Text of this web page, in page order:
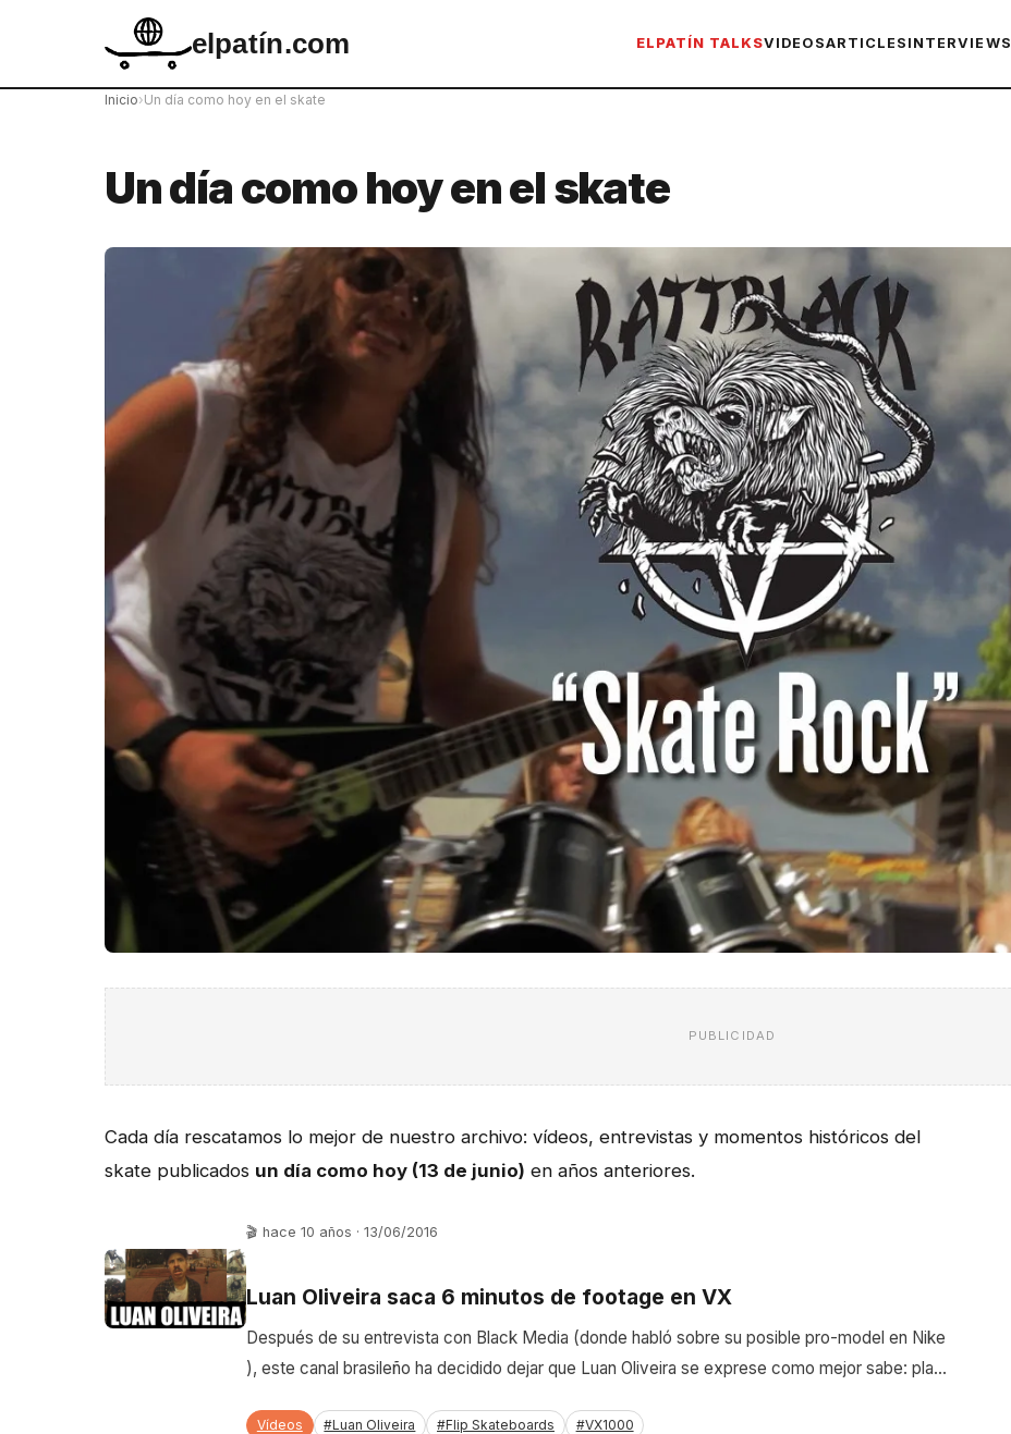
elpatín.com ELPATÍN TALKSVIDEOSARTICLES INTERVIEWS
Inicio›Un día como hoy en el skate
Un día como hoy en el skate
PUBLICIDAD
Cada día rescatamos lo mejor de nuestro archivo: vídeos, entrevistas y momentos históricos del
skate publicados un día como hoy (13 de junio) en años anteriores.
🎬 hace 10 años · 13/06/2016
Luan Oliveira saca 6 minutos de footage en VX
Después de su entrevista con Black Media (donde habló sobre su posible pro-model en Nike
), este canal brasileño ha decidido dejar que Luan Oliveira se exprese como mejor sabe: pla…
Vídeos #Luan Oliveira #Flip Skateboards #VX1000